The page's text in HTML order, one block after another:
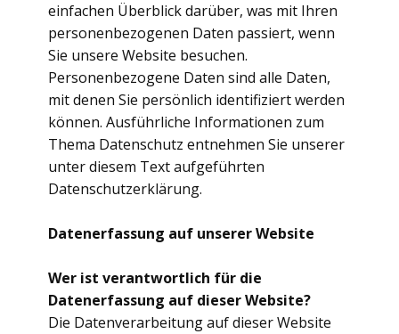
einfachen Überblick darüber, was mit Ihren
personenbezogenen Daten passiert, wenn
Sie unsere Website besuchen.
Personenbezogene Daten sind alle Daten,
mit denen Sie persönlich identifiziert werden
können. Ausführliche Informationen zum
Thema Datenschutz entnehmen Sie unserer
unter diesem Text aufgeführten
Datenschutzerklärung.
Datenerfassung auf unserer Website
Wer ist verantwortlich für die
Datenerfassung auf dieser Website?
Die Datenverarbeitung auf dieser Website